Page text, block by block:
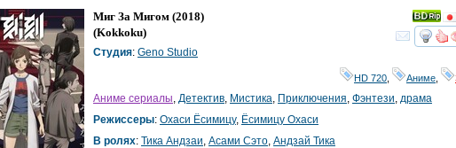
Миг За Мигом (2018)
(Kokkoku)
Студия: Geno Studio
HD 720 Аниме
Аниме сериалы, Детектив, Мистика, Приключения, Фэнтези, драма
Режиссеры: Охаси Ёсимицу, Ёсимицу Охаси
В ролях: Тика Андзаи, Асами Сэто, Андзай Тика